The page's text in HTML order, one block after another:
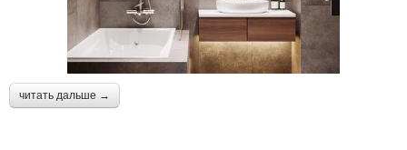
читать дальше →